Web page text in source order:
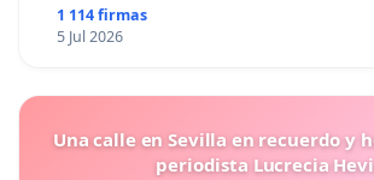
1 114 firmas
5 Jul 2026
Una calle en Sevilla en recuerdo y
periodista Lucrecia